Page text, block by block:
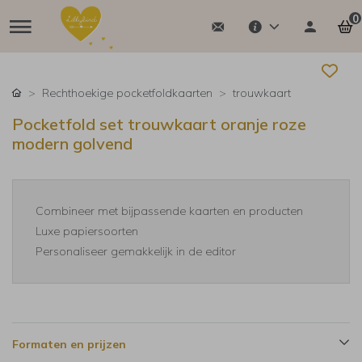
0
Rechthoekige pocketfoldkaarten trouwkaart
Pocketfold set trouwkaart oranje roze
modern golvend
Combineer met bijpassende kaarten en producten
Luxe papiersoorten
Personaliseer gemakkelijk in de editor
Formaten en prijzen